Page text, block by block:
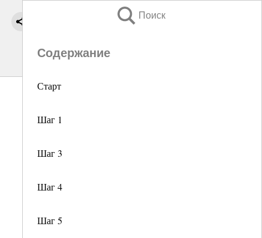
Поиск
Содержание
Старт
Шаг 1
Шаг 3
Шаг 4
Шаг 5